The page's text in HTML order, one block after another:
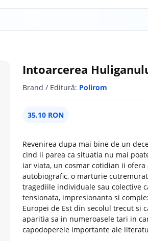
Intoarcerea
Brand / Editură: Polirom
35.10 RON
Revenirea dupa mai bine de un
cind ii parea ca situatia nu mai
iar viata, un cosmar cotidian ii
autobiografic, o marturie
tragediile individuale sau colective
tensionata, impresionanta si
Europei de Est din secolul trecut si
aparitia sa in numeroasele tari in
capodoperele importante ale